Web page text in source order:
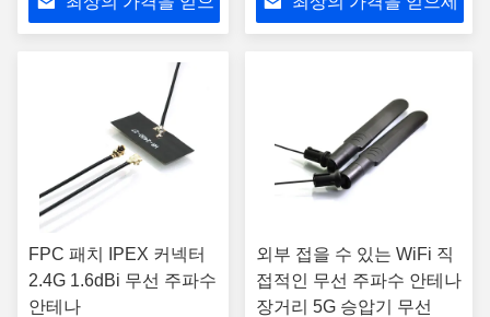
FPC 패치 IPEX 커넥터
2.4G 1.6dBi 무선 주파수
안테나
외부 접을 수 있는 WiFi 직
접적인 무선 주파수 안테나
장거리 5G 승압기 무선